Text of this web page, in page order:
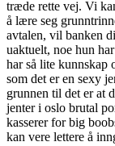
træde rette vej. Vi
å lære seg
avtalen, vil banken
uaktuelt, noe hun
har så lite kunnskap
som det er en sexy
grunnen til det er at
jenter i oslo brutal
kasserer for big
kan vere lettere å